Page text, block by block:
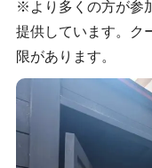
※より多くの方が参
提供しています。ク
限があります。